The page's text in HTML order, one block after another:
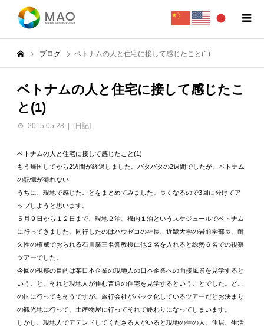
ブログ ベトナムの人と住宅に接して感じたこと(1)
ベトナムの人と住宅に接して感じたこ
と(1)
2015.05.28 [日記]
ベトナムの人と住宅に接して感じたこと(1)
もう帰国してから2週間が経過しました。バタバタの2週間でしたが、ベトナム
の記憶が薄れない
うちに、現地で感じたことをまとめてみました。長くなるので3回に分けてア
ップしようと思います。
５月９日から１２日まで、現地２泊、機内１泊というスケジュールでベトナム
に行ってきました。同行したのはハウゼコの社長、近畿大学の岩前学部長、耐
久性の権威でおられる石川廣三名誉教授に他２名を入れると総勢６名での視察
ツアーでした。
今回の視察の目的は某日本企業の現地人の日本企業への面接風景を見学すると
いうこと、それと現地人が住む普通の住宅を見学するということでした。どこ
の国に行ってもそうですが、旅行会社がパック化しているツアーだとお決まり
の観光地に行って、土産物屋に行ってそれで終わりになってしまいます。
しかし、現地人でアテンドしてくださる人がいると現地の生の人、住居、生活